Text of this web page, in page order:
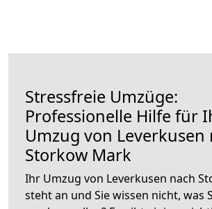
Stressfreie Umzüge:
Professionelle Hilfe für
Umzug von Leverkusen
Storkow Mark
Ihr Umzug von Leverkusen nach
steht an und Sie wissen nicht, was